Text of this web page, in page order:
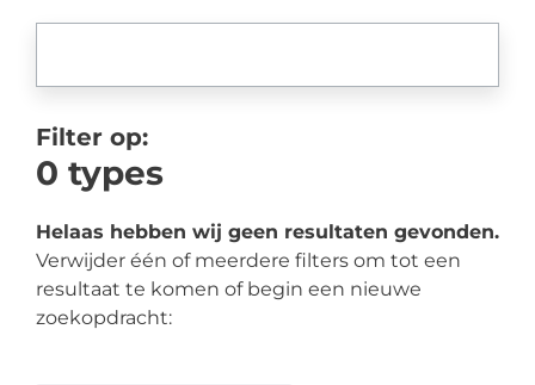
Filter op:
0 types
Helaas hebben wij geen resultaten gevonden.
Verwijder één of meerdere filters om tot een
resultaat te komen of begin een nieuwe
zoekopdracht: